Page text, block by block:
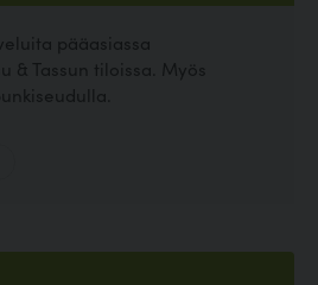
pääasiassa
& Tassun tiloissa. Myös